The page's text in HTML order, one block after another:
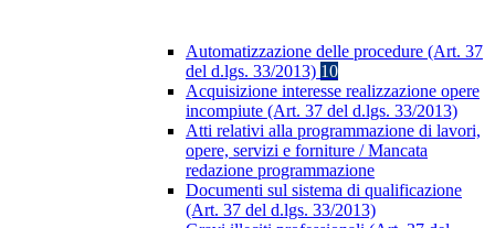
Automatizzazione delle procedure (Art. 37
del d.lgs. 33/2013) 10
Acquisizione interesse realizzazione opere
incompiute (Art. 37 del d.lgs. 33/2013)
Atti relativi alla programmazione di lavori,
opere, servizi e forniture / Mancata
redazione programmazione
Documenti sul sistema di qualificazione
(Art. 37 del d.lgs. 33/2013)